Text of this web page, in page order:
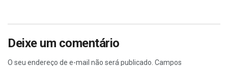
Deixe um comentário
O seu endereço de e-mail não será publicado. Campos